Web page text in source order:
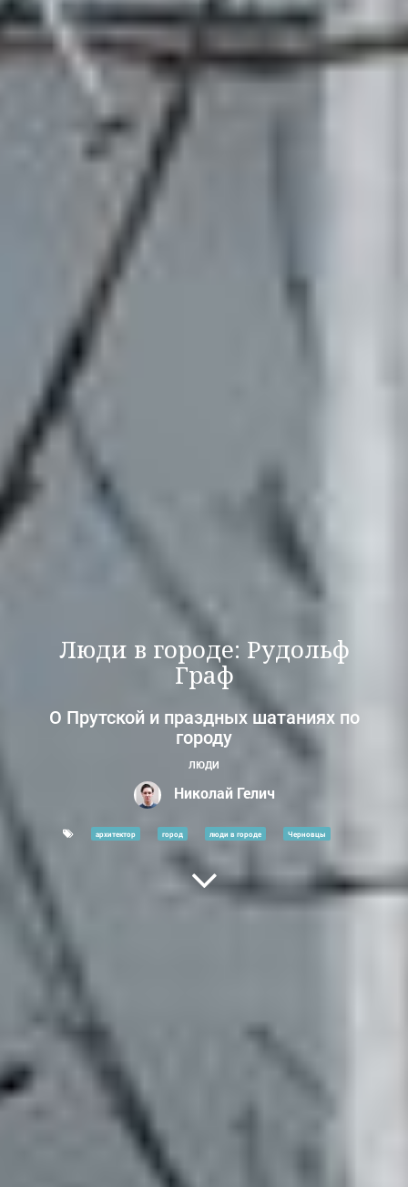
Люди в городе: Рудольф
Граф
О Прутской и праздных шатаниях по
городу
ЛЮДИ
Николай Гелич
архитектор город люди в городе Черновцы